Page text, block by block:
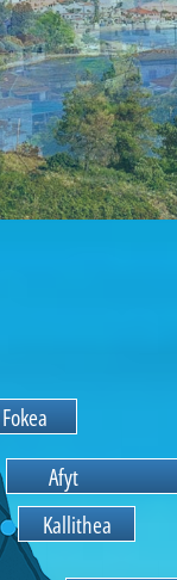
Fokea
Afytos(Athitos)
Kallithea